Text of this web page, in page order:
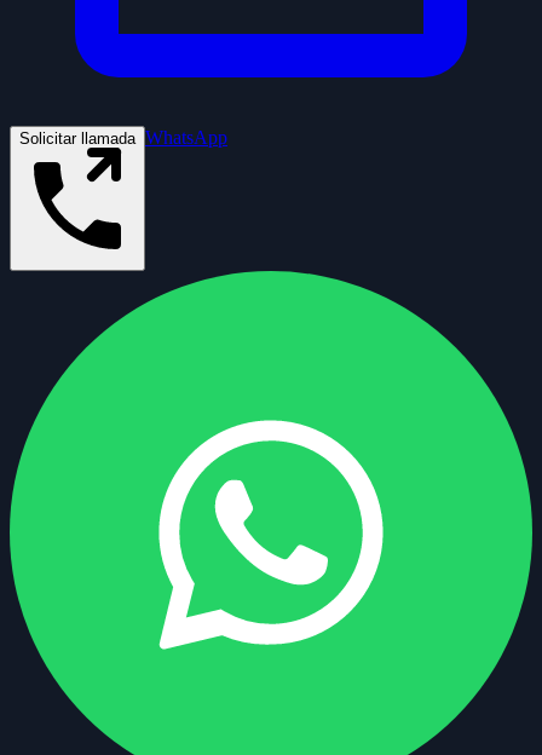
Solicitar llamada WhatsApp